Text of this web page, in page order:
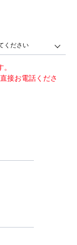
ください
接お電話くださ